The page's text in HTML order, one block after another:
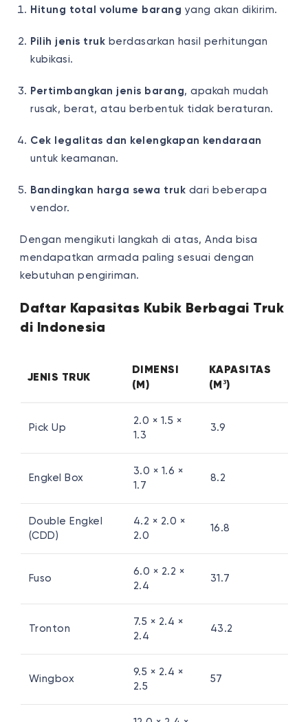
Hitung total volume barang yang akan dikirim.
Pilih jenis truk berdasarkan hasil perhitungan
kubikasi.
Pertimbangkan jenis barang, apakah mudah
rusak, berat, atau berbentuk tidak beraturan.
Cek legalitas dan kelengkapan kendaraan
untuk keamanan.
Bandingkan harga sewa truk dari beberapa
vendor.
Dengan mengikuti langkah di atas, Anda bisa
mendapatkan armada paling sesuai dengan
kebutuhan pengiriman.
Daftar Kapasitas Kubik Berbagai Truk
di Indonesia
JENIS TRUK
DIMENSI
(M)
KAPASITAS
(M³)
Pick Up
2.0 × 1.5 ×
1.3
3.9
Engkel Box
3.0 × 1.6 ×
1.7
8.2
Double Engkel
(CDD)
4.2 × 2.0 ×
2.0
16.8
Fuso
6.0 × 2.2 ×
2.4
31.7
Tronton
7.5 × 2.4 ×
2.4
43.2
Wingbox
9.5 × 2.4 ×
2.5
57